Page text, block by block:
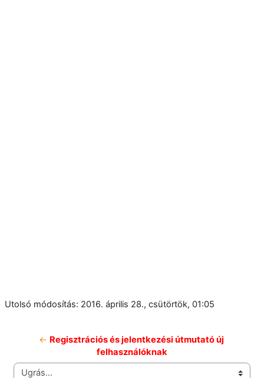
Utolsó módosítás: 2016. április 28., csütörtök, 01:05
← Regisztrációs és jelentkezési útmutató új
felhasználóknak